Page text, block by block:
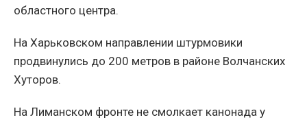
областного центра.
На Харьковском направлении штурмовики
продвинулись до 200 метров в районе Волчанских
Хуторов.
На Лиманском фронте не смолкает канонада у